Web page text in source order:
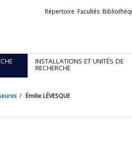
Liens
Répertoire Facultés
INSTALLATIONS ET UNITÉS DE
RECHERCHE
Émilie LÉVESQUE